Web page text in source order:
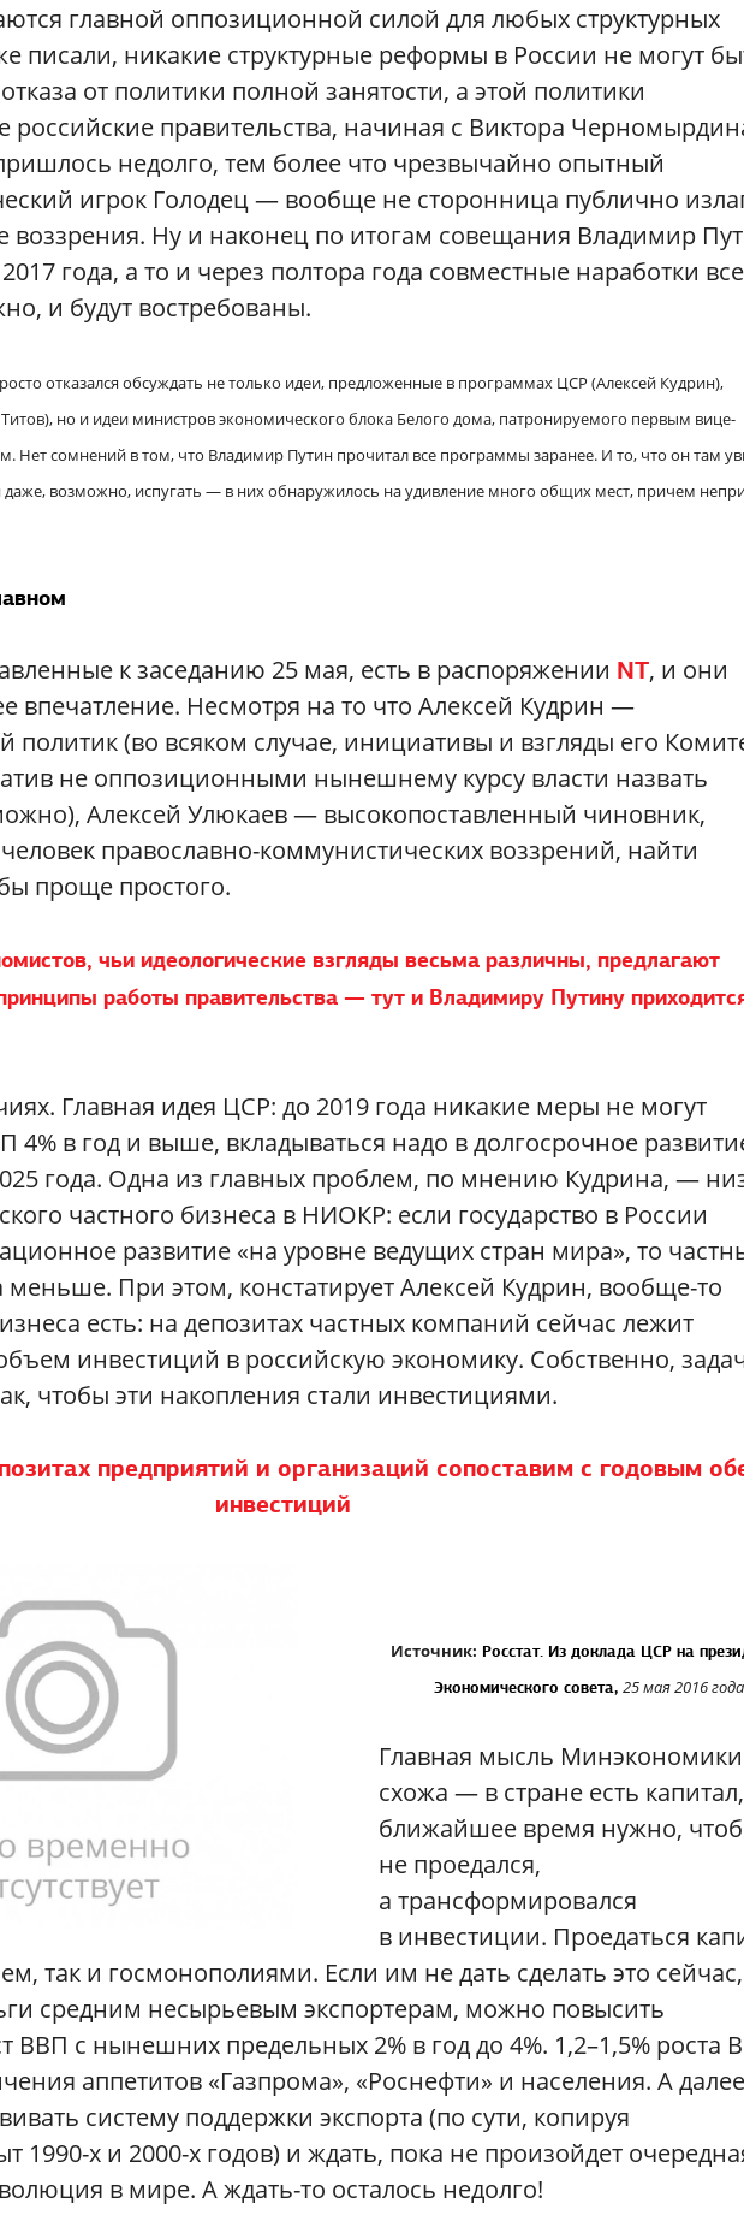
главной оппозиционной силой для любых структурных
писали, никакие структурные реформы в России не могут
от политики полной занятости, а этой политики
российские правительства, начиная с Виктора
недолго, тем более что чрезвычайно опытный
игрок Голодец — вообще не сторонница публично
воззрения. Ну и наконец по итогам совещания Владимир
года, а то и через полтора года совместные наработки
и будут востребованы.
отказался обсуждать не только идеи, предложенные в программах ЦСР (Алексей Кудрин),
но и идеи министров экономического блока Белого дома, патронируемого первым вице-
сомнений в том, что Владимир Путин прочитал все программы заранее. И то, что он там
даже, возможно, испугать — в них обнаружилось на удивление много общих мест, причем
к заседанию 25 мая, есть в распоряжении NT, и они
впечатление. Несмотря на то что Алексей Кудрин —
(во всяком случае, инициативы и взгляды его
не оппозиционными нынешнему курсу власти назвать
Алексей Улюкаев — высокопоставленный чиновник,
православно-коммунистических воззрений, найти
проще простого.
чьи идеологические взгляды весьма различны, предлагают
работы правительства — тут и Владимиру Путину
Главная идея ЦСР: до 2019 года никакие меры не могут
4% в год и выше, вкладываться надо в долгосрочное
года. Одна из главных проблем, по мнению Кудрина, —
частного бизнеса в НИОКР: если государство в России
развитие «на уровне ведущих стран мира», то
При этом, констатирует Алексей Кудрин, вообще-то
есть: на депозитах частных компаний сейчас лежит
инвестиций в российскую экономику. Собственно,
чтобы эти накопления стали инвестициями.
предприятий и организаций сопоставим с годовым
инвестиций
Источник: Росстат. Из доклада ЦСР на
Экономического совета, 25 мая 2016 года
Главная мысль Минэкономики
схожа — в стране есть
ближайшее время нужно,
не проедался,
а трансформировался
в инвестиции. Проедаться
так и госмонополиями. Если им не дать сделать это сейчас,
средним несырьевым экспортерам, можно повысить
ВВП с нынешних предельных 2% в год до 4%. 1,2–1,5% роста
аппетитов «Газпрома», «Роснефти» и населения. А
систему поддержки экспорта (по сути, копируя
1990-х и 2000-х годов) и ждать, пока не произойдет
в мире. А ждать-то осталось недолго!